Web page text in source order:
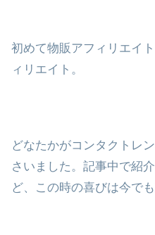
初めて物販アフィリエイ
ィリエイト。
どなたかがコンタクトレ
さいました。記事中で紹
ど、この時の喜びは今で